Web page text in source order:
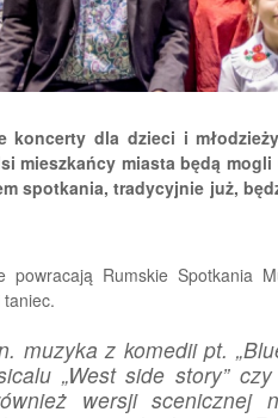
koncerty dla dzieci i
mieszkańcy miasta będą
spotkania, tradycyjnie już,
powracają Rumskie Spotkania
muzyka z komedii pt.
„West side story”
wersji scenicznej